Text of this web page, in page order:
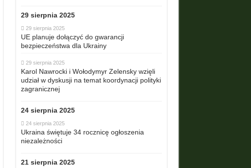
29 sierpnia 2025
29 sierpnia 2025
UE planuje dołączyć do gwarancji
bezpieczeństwa dla Ukrainy
29 sierpnia 2025
Karol Nawrocki i Wołodymyr Zelensky wzięli
udział w dyskusji na temat koordynacji polityki
zagranicznej
24 sierpnia 2025
24 sierpnia 2025
Ukraina świętuje 34 rocznicę ogłoszenia
niezależności
21 sierpnia 2025